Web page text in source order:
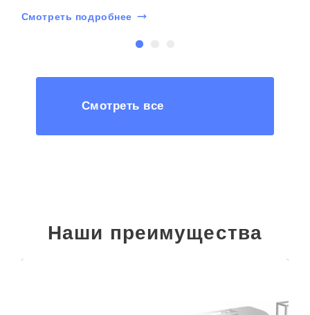
Смотреть подробнее
Смотреть все
Наши преимущества